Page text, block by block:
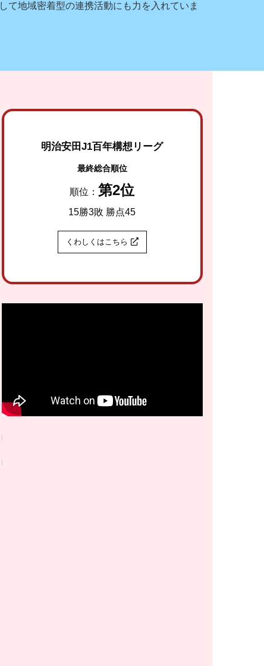
て地域密着型の連携活動にも力を入れていま
明治安田J1百年構想リーグ
最終総合順位
順位： 第2位
15勝3敗 勝点45
くわしくはこちら